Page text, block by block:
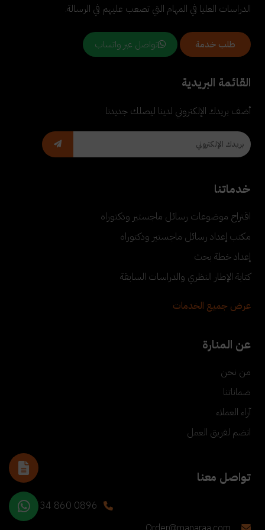
الدراسات العليا في المهام التي تصعب عليهم في الرسالة.
طلب خدمة تواصل عبر واتساب
القائمة البريدية
أضف بريدك الإلكتروني لدينا ليصلك جديدنا
خدماتنا
اقتراح موضوعات رسائل ماجستير ودكتوراه
مكتب إعداد رسائل ماجستير ودكتوراه
إعداد خطة بحث
كتابة الإطار النظري والدراسات السابقة
عرض جميع الخدمات
عن المنارة
من نحن
ضماناتنا
آراء العملاء
انضم لفريق العمل
تواصل معنا
+90 534 860 0896